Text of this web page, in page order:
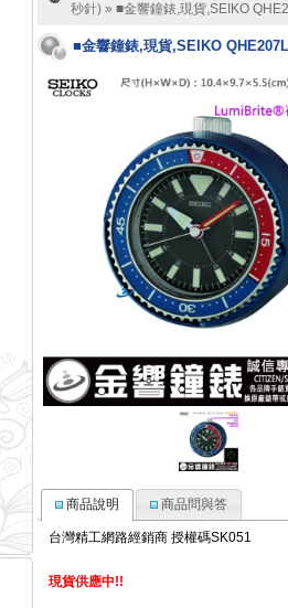
秒針) » ■金響鐘錶,現貨,SEIKO
■金響鐘錶,現貨,SEIKO
商品說明 商品問與答
台灣精工網路經銷商授權碼SK051
現貨供應中!!